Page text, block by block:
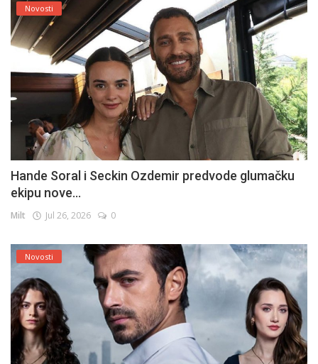
Novosti
Hande Soral i Seckin Ozdemir predvode glumačku
ekipu nove...
Milt Jul 26, 2026 0
Novosti